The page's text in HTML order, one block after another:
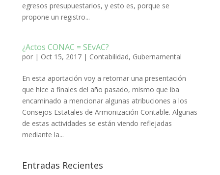
egresos presupuestarios, y esto es, porque se
propone un registro...
¿Actos CONAC = SEvAC?
por | Oct 15, 2017| Contabilidad, Gubernamental
En esta aportación voy a retomar una presentación
que hice a finales del año pasado, mismo que iba
encaminado a mencionar algunas atribuciones a los
Consejos Estatales de Armonización Contable. Algunas
de estas actividades se están viendo reflejadas
mediante la...
Entradas Recientes